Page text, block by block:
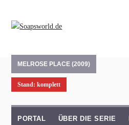
MELROSE PLACE (2009)
Stand: komplett
PORTAL ÜBER DIE SERIE